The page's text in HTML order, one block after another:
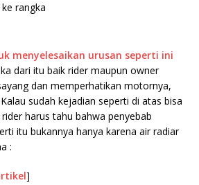
rangka
menyelesaikan urusan seperti ini
dari itu baik rider maupun owner
dan memperhatikan motornya,
sudah kejadian seperti di atas bisa
harus tahu bahwa penyebab
itu bukannya hanya karena air radiar
:
]